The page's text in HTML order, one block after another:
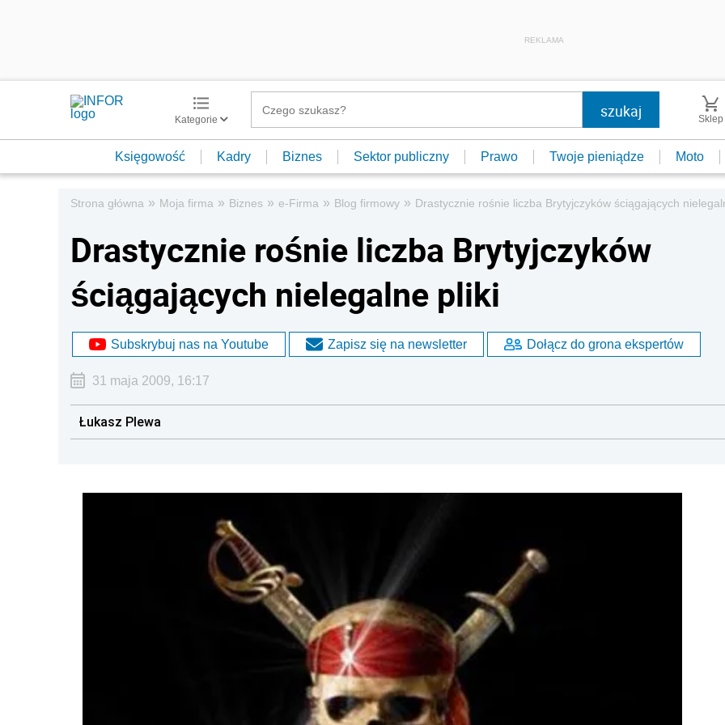
REKLAMA
Kategorie Sklep
Księgowość Kadry Biznes Sektor publiczny Prawo Twoje pieniądze Moto
Strona główna » Moja firma » Biznes » e-Firma » Blog firmowy » Drastycznie rośnie liczba Brytyjczyków ściągających
Drastycznie rośnie liczba Brytyjczyków
ściągających nielegalne pliki
Subskrybuj nas na Youtube Zapisz się na newsletter Dołącz do grona ekspertów
31 maja 2009, 16:17
Łukasz Plewa